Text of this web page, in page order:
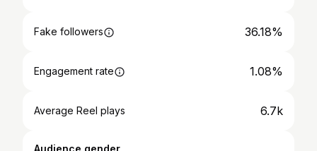
Fake followers 36.18%
Engagement rate 1.08%
Average Reel plays 6.7k
Audience gender